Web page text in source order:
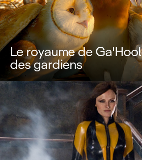
Le royaume de
des gardiens